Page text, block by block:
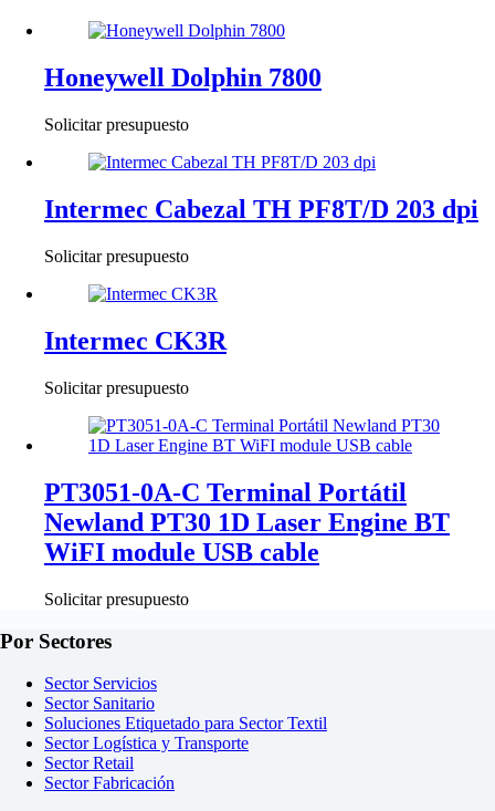
Honeywell Dolphin 7800
Solicitar presupuesto
Intermec Cabezal TH PF8T/D 203 dpi
Solicitar presupuesto
Intermec CK3R
Solicitar presupuesto
PT3051-0A-C Terminal Portátil
Newland PT30 1D Laser Engine BT
WiFI module USB cable
Solicitar presupuesto
Por Sectores
Sector Servicios
Sector Sanitario
Soluciones Etiquetado para Sector Textil
Sector Logística y Transporte
Sector Retail
Sector Fabricación